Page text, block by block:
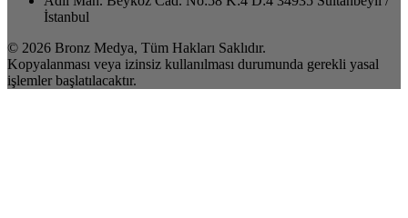
İstanbul
© 2026 Bronz Medya, Tüm Hakları Saklıdır.
Kopyalanması veya izinsiz kullanılması durumunda gerekli yasal
işlemler başlatılacaktır.